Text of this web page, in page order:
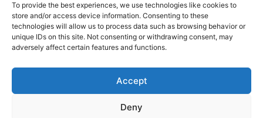
To provide the best experiences, we use technologies like cookies to
store and/or access device information. Consenting to these
technologies will allow us to process data such as browsing behavior or
unique IDs on this site. Not consenting or withdrawing consent, may
adversely affect certain features and functions.
Accept
Deny
more
Categories
Eventos,SBT,Uncategorized
Conan,Funny,Jay Leno,Last Night,NBC,